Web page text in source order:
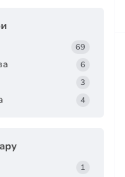
69
6
3
4
1